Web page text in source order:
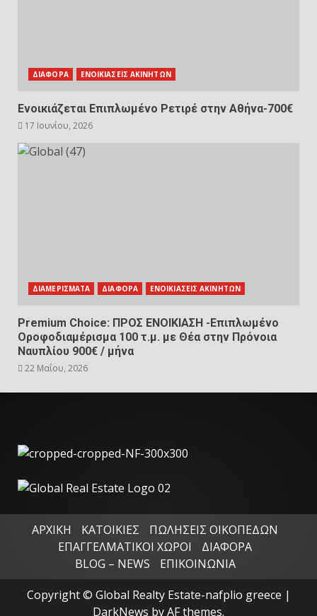
ΔΙΑΦΟΡΑ ΕΝΟΙΚΙΑΣΕΙΣ ΑΚΙΝΗΤΩΝ
Ενοικιάζεται Επιπλωμένο Ρετιρέ στην Αθήνα-700€
17 Ιουνίου, 2026
ΔΙΑΜΕΡΙΣΜΑΤΑ ΔΙΑΦΟΡΑ ΕΝΟΙΚΙΑΣΕΙΣ ΑΚΙΝΗΤΩΝ
Premium Choice: ΠΡΟΣ ΕΝΟΙΚΙΑΣΗ -Επιπλωμένο
Οροφοδιαμέρισμα 100 τ.μ. με Θέα στην Πρόνοια
Ναυπλίου 900€ / μήνα
22 Μαΐου, 2026
ΑΡΧΙΚΗ ΚΑΤΟΙΚΙΕΣ
ΠΩΛΗΣΕΙΣ ΟΙΚΟΠΕΔΩΝ
ΕΠΑΓΓΕΛΜΑΤΙΚΟΙ ΧΩΡΟΙ
ΔΙΑΦΟΡΑ
BLOG – NEWS
ΕΠΙΚΟΙΝΩΝΙΑ
Copyright © Global Realty Estate-nafplio greece |
DarkNews by AF themes.